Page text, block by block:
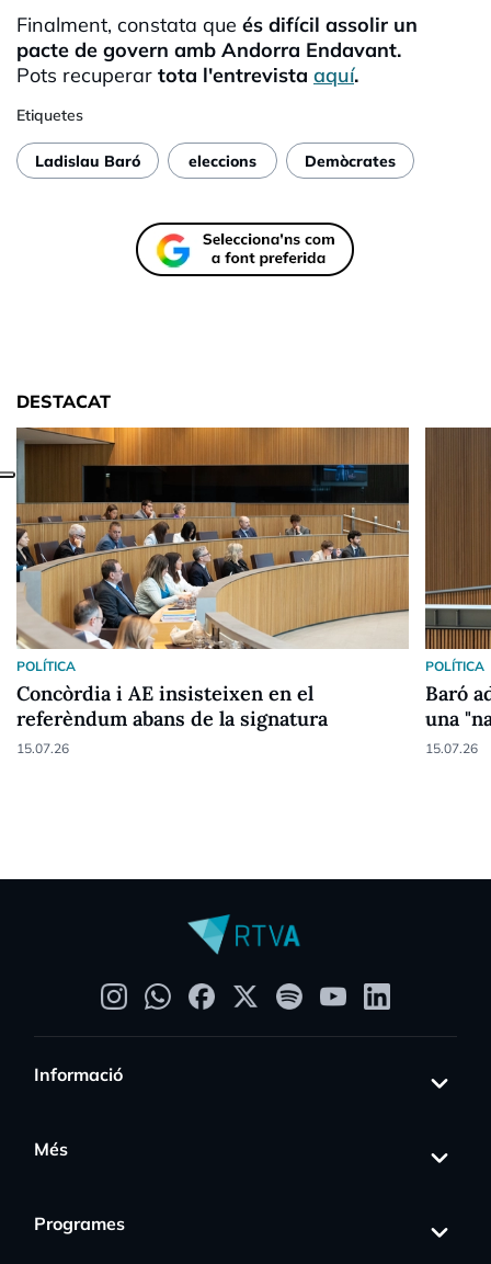
Finalment, constata que és difícil assolir un
pacte de govern amb Andorra Endavant.
Pots recuperar tota l'entrevista aquí.
Etiquetes
Ladislau Baró eleccions Demòcrates
DESTACAT
POLÍTICA
Concòrdia i AE insisteixen en el
referèndum abans de la signatura
15.07.26
POLÍTICA
Baró
una
15.07.26
Informació
Més
Programes